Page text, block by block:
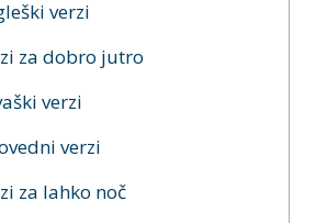
verzi
za dobro jutro
verzi
verzi
za lahko noč